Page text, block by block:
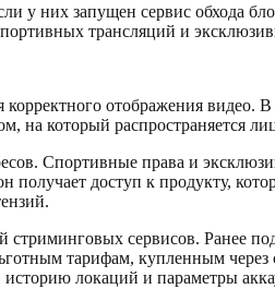
у них запущен сервис обхода
трансляций и
отображения видео. В
на который распространяется
Спортивные права и
доступ к продукту,
сервисов. Ранее
тарифам, купленным через
локаций и параметры